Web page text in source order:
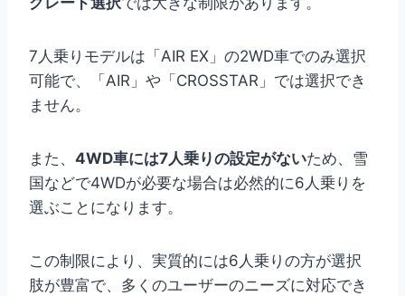
7人乗りモデルは「AIR EX」の2WD車でのみ選択
可能で、「AIR」や「CROSSTAR」では選択でき
ません。
また、 4WD車には7人乗りの設定がないため、雪
国などで4WDが必要な場合は必然的に6人乗りを
選ぶことになります。
この制限により、実質的には6人乗りの方が選択
肢が豊富で、多くのユーザーのニーズに対応でき